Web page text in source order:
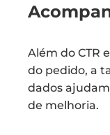
Além do CTR
do pedido, a
dados
de melhoria.